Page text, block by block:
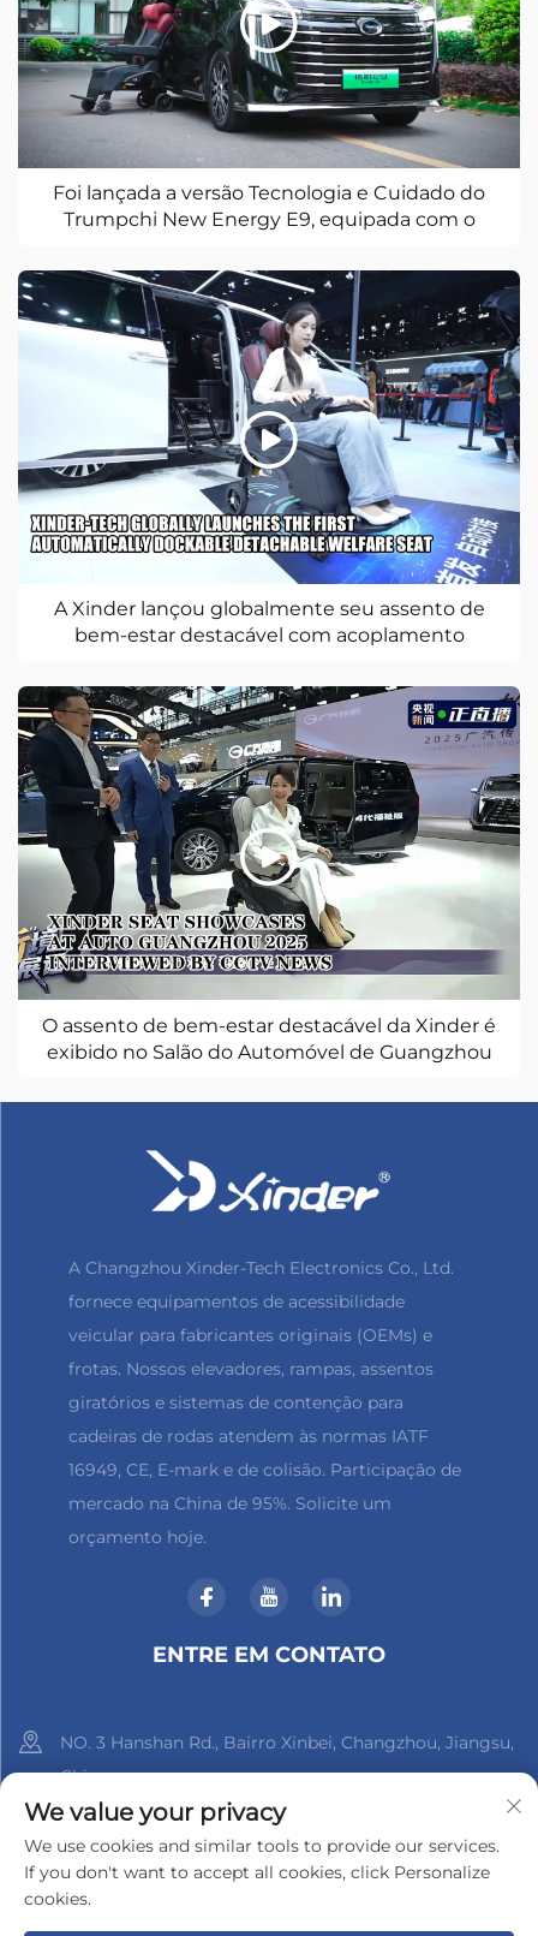
Foi lançada a versão Tecnologia e Cuidado do
Trumpchi New Energy E9, equipada com o
A Xinder lançou globalmente seu assento de
bem-estar destacável com acoplamento
2025
O assento de bem-estar destacável da Xinder é
exibido no Salão do Automóvel de Guangzhou
A Changzhou Xinder-Tech Electronics Co., Ltd.
fornece equipamentos de acessibilidade
veicular para fabricantes originais (OEMs) e
frotas. Nossos elevadores, rampas, assentos
giratórios e sistemas de contenção para
cadeiras de rodas atendem às normas IATF
16949, CE, E-mark e de colisão. Participação de
mercado na China de 95%. Solicite um
orçamento hoje.
ENTRE EM CONTATO
NO. 3 Hanshan Rd., Bairro Xinbei, Changzhou, Jiangsu,
China
+86-18961288218
[email protected]
We value your privacy
We use cookies and similar tools to provide our services.
If you don't want to accept all cookies, click Personalize
cookies.